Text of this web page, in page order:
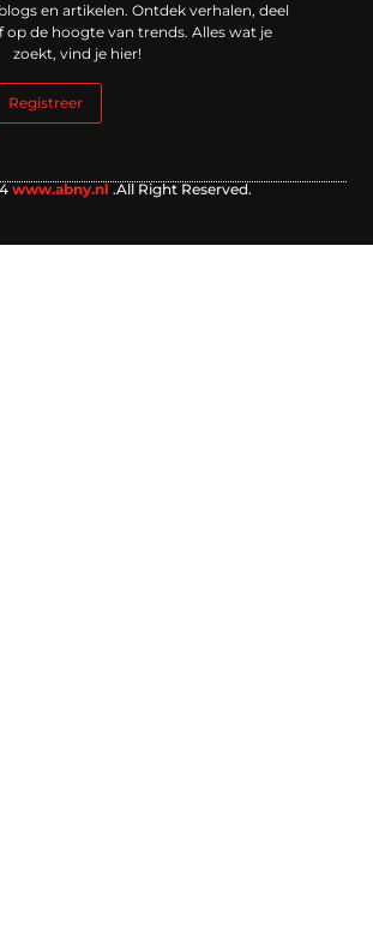
en artikelen. Ontdek verhalen, deel
op de hoogte van trends. Alles wat je
zoekt, vind je hier!
Registreer
www.abny.nl .All Right Reserved.